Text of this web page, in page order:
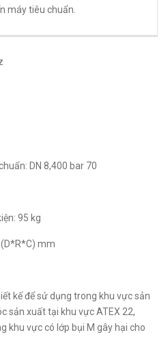
máy tiêu chuẩn.
DN 8,400 bar 70
95 kg
mm
kế để sử dụng trong khu vực sản
sản xuất tại khu vực ATEX 22,
khu vực có lớp bụi M gây hại cho